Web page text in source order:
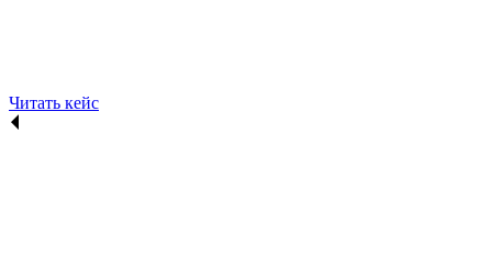
Читать кейс